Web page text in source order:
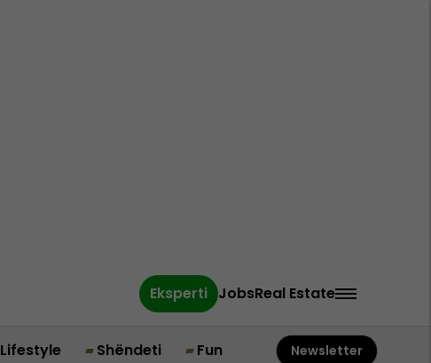
Eksperti JobsReal Estate
Lifestyle Shëndeti Fun Newsletter